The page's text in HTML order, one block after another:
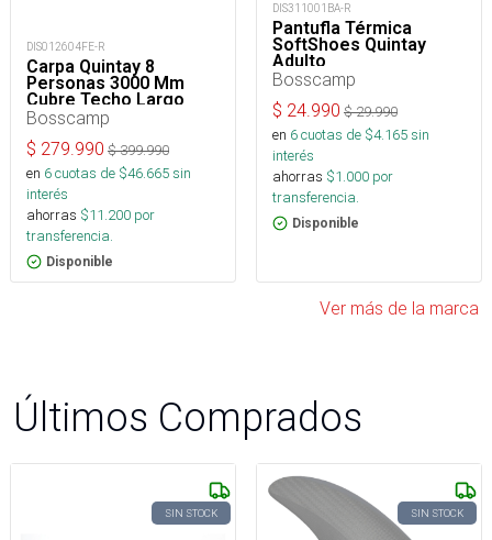
DIS012604FE-R
Carpa Quintay 8
Personas 3000 Mm
Cubre Techo Largo
Toldo Extendido
Bosscamp
$ 279.990 $399.990
en 6cuotas de $46.665sin
interés
ahorras $11.200 por
transferencia.
Disponible
DIS311001BA-R
Pantufla Térmica
SoftShoes Quintay
Adulto
Bosscamp
$ 24.990 $29.990
en 6cuotas de $4.165sin
interés
ahorras $1.000 por
transferencia.
Disponible
Ver más de la marca
Últimos Comprados
SIN STOCK SIN STOCK